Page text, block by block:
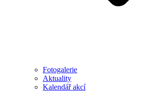
Fotogalerie
Aktuality
Kalendář akcí